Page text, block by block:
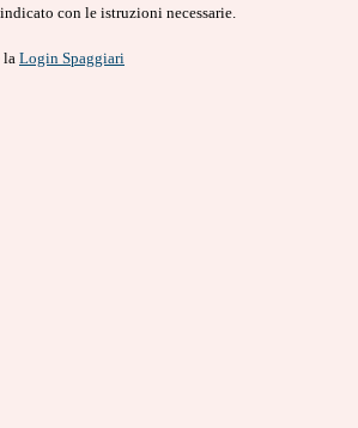
con le istruzioni necessarie.
la Login Spaggiari